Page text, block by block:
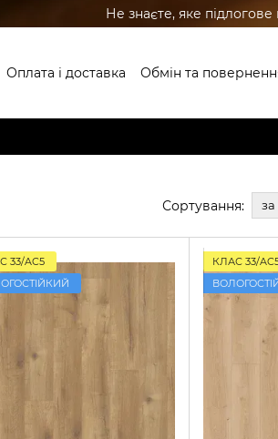
Не знаєте, яке
Оплата і доставка Обмін та
Сортування:
33/AC5
КЛАС 33/